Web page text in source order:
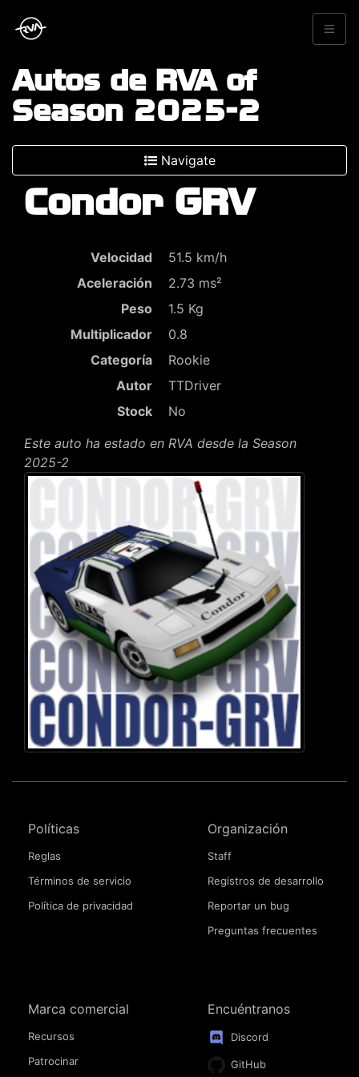
Autos de RVA of
Season 2025-2
Navigate
Condor GRV
Velocidad
51.5 km/h
Aceleración
2.73 ms²
Peso
1.5 Kg
Multiplicador
0.8
Categoría
Rookie
Autor
TTDriver
Stock
No
Este auto ha estado en RVA desde la Season
2025-2
Políticas
Reglas
Términos de servicio
Política de privacidad
Organización
Staff
Registros de desarrollo
Reportar un bug
Preguntas frecuentes
Marca comercial
Recursos
Patrocinar
Encuéntranos
Discord
GitHub